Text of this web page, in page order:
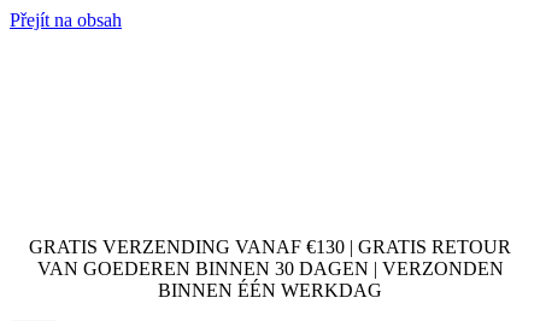
Přejít na obsah
GRATIS VERZENDING VANAF €130 | GRATIS RETOUR
VAN GOEDEREN BINNEN 30 DAGEN | VERZONDEN
BINNEN ÉÉN WERKDAG